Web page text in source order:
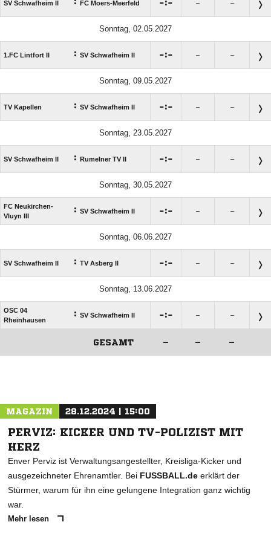
SV Schwafheim II FC Moers-Meerfeld : – –
Sonntag, 02.05.2027
1.FC Lintfort II : SV Schwafheim II : – –
Sonntag, 09.05.2027
TV Kapellen : SV Schwafheim II : – –
Sonntag, 23.05.2027
SV Schwafheim II : Rumelner TV II : – –
Sonntag, 30.05.2027
FC Neukirchen-
Vluyn III
: SV Schwafheim II : – –
Sonntag, 06.06.2027
SV Schwafheim II : TV Asberg II : – –
Sonntag, 13.06.2027
OSC 04
Rheinhausen
: SV Schwafheim II : – –
GESAMT – – –
MAGAZIN 28.12.2024 | 15:00
PERVIZ: KICKER UND TV-POLIZIST MIT
HERZ
Enver Perviz ist Verwaltungsangestellter, Kreisliga-Kicker und
ausgezeichneter Ehrenamtler. Bei FUSSBALL.de erklärt der
Stürmer, warum für ihn eine gelungene Integration ganz wichtig
war.
Mehr lesen